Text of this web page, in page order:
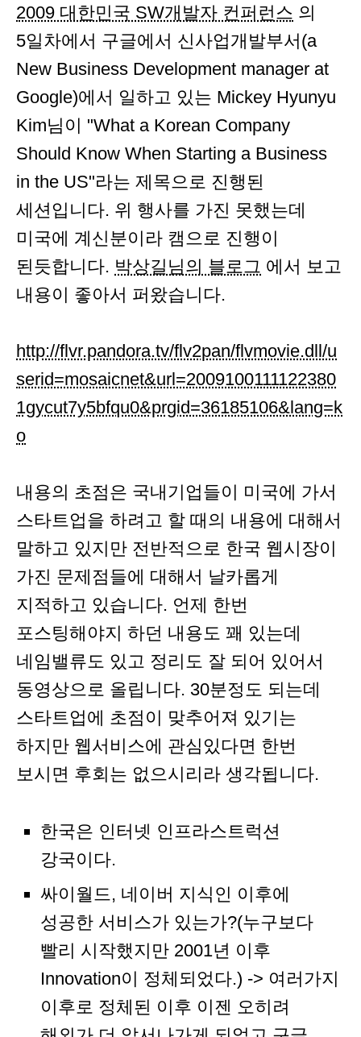
2009 대한민국 SW개발자 컨퍼런스 의
5일차에서 구글에서 신사업개발부서(a
New Business Development manager at
Google)에서 일하고 있는 Mickey Hyunyu
Kim님이 "What a Korean Company
Should Know When Starting a Business
in the US"라는 제목으로 진행된
세션입니다. 위 행사를 가진 못했는데
미국에 계신분이라 캠으로 진행이
된듯합니다. 박상길님의 블로그 에서 보고
내용이 좋아서 퍼왔습니다.
http://flvr.pandora.tv/flv2pan/flvmovie.dll/u
serid=mosaicnet&url=2009100111122380
1gycut7y5bfqu0&prgid=36185106&lang=k
o
내용의 초점은 국내기업들이 미국에 가서
스타트업을 하려고 할 때의 내용에 대해서
말하고 있지만 전반적으로 한국 웹시장이
가진 문제점들에 대해서 날카롭게
지적하고 있습니다. 언제 한번
포스팅해야지 하던 내용도 꽤 있는데
네임밸류도 있고 정리도 잘 되어 있어서
동영상으로 올립니다. 30분정도 되는데
스타트업에 초점이 맞추어져 있기는
하지만 웹서비스에 관심있다면 한번
보시면 후회는 없으시리라 생각됩니다.
한국은 인터넷 인프라스트럭션
강국이다.
싸이월드, 네이버 지식인 이후에
성공한 서비스가 있는가?(누구보다
빨리 시작했지만 2001년 이후
Innovation이 정체되었다.) -> 여러가지
이후로 정체된 이후 이젠 오히려